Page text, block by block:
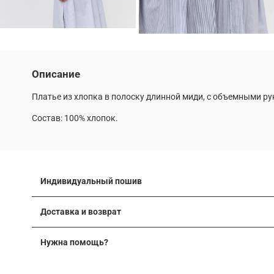
Описание
Платье из хлопка в полоску длинной миди, с объемными
Состав: 100% хлопок.
вашей фигуры. Мы можем изменить длину изделия,
После оформления заявки наш менеджер свяжется с